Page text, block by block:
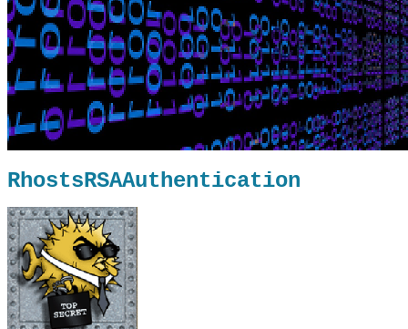
RhostsRSAAuthentication